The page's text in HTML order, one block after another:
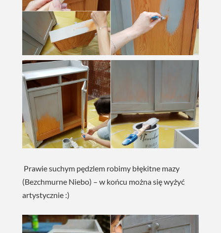
Prawie suchym pędzlem robimy błękitne mazy
(Bezchmurne Niebo) – w końcu można się wyżyć
artystycznie :)